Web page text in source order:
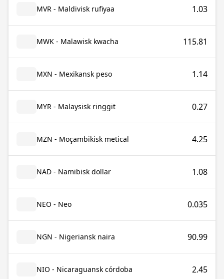
MVR - Maldivisk rufiyaa 1.03
MWK - Malawisk kwacha 115.81
MXN - Mexikansk peso 1.14
MYR - Malaysisk ringgit 0.27
MZN - Moçambikisk metical 4.25
NAD - Namibisk dollar 1.08
NEO - Neo 0.035
NGN - Nigeriansk naira 90.99
NIO - Nicaraguansk córdoba 2.45